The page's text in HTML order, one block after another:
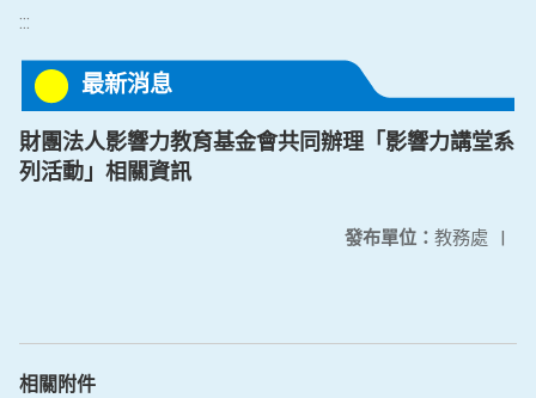
:::
最新消息
財團法人影響力教育基金會共同辦理「影響力講堂系
列活動」相關資訊
發布單位： 教務處 |
相關附件